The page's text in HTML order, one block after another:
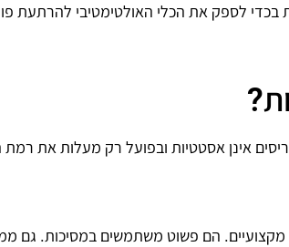
בכדי לספק את הכלי האולטימטיבי להרתעת
אינן אסטטיות ובפועל רק מעלות את
מקצועיים. הם פשוט משתמשים במסיכות. גם